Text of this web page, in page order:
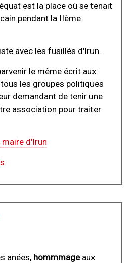
est la place où se tenait
pendant la IIème
avec les fusillés d'Irun.
le même écrit aux
les groupes politiques
demandant de tenir une
association pour traiter
d'Irun
anées, hommmageaux